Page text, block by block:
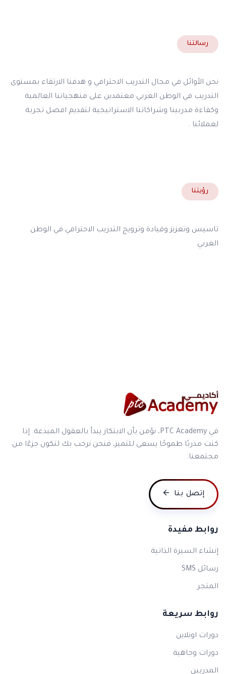
رسالتنا
نحن الأوائل في مجال التدريب الاحترافي و هدفنا الارتقاء بمستوى
التدريب في الوطن العربي معتمدين على منهجياتنا العالمية
وكفاءة مدربينا وشراكاتنا الاستراتيجية لتقديم افضل تجربة
لعملائنا .
رؤيتنا
تاسيس وتعزيز وقيادة وترويج التدريب الاحترافي في الوطن
العربي
في PTC Academy، نؤمن بأن الابتكار يبدأ بالعقول المبدعة. إذا
كنت مدربًا طموحًا يسعى للتميز، فنحن نرحب بك لتكون جزءًا من
مجتمعنا.
إتصل بنا
روابط مفيدة
إنشاء السيرة الذاتية
رسائل SMS
المتجر
روابط سريعة
دورات اونلاين
دورات وجاهية
المدربين